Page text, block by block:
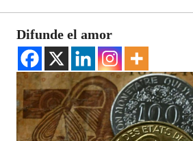
Difunde el amor